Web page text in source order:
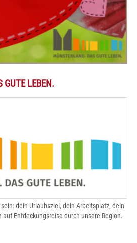
GUTE LEBEN.
dein Urlaubsziel, dein Arbeitsplatz, dein
auf Entdeckungsreise durch unsere Region.